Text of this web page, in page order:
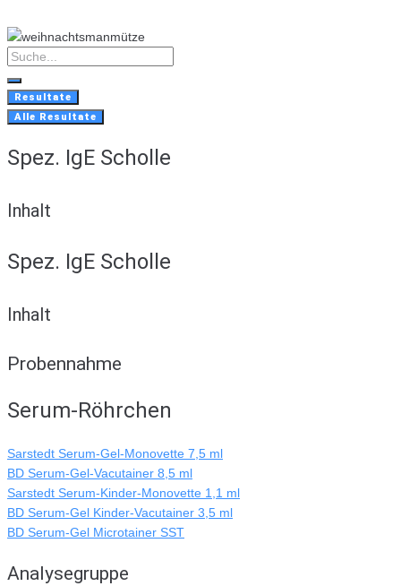
to
content
Search
...
Resultate
Alle Resultate
Spez. IgE Scholle
Inhalt
Spez. IgE Scholle
Inhalt
Probennahme
Serum-Röhrchen
Sarstedt Serum-Gel-Monovette 7,5 ml
BD Serum-Gel-Vacutainer 8,5 ml
Sarstedt Serum-Kinder-Monovette 1,1 ml
BD Serum-Gel Kinder-Vacutainer 3,5 ml
BD Serum-Gel Microtainer SST
Analysegruppe